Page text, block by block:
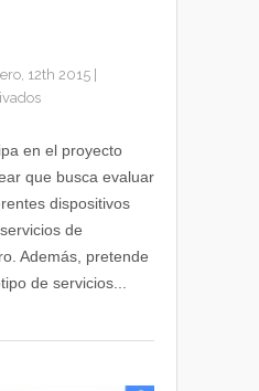
12th 2015
en
participa
proyecto
internacional
sobre
transporte
en el proyecto
que busca evaluar
dispositivos
de
Además, pretende
de servicios...